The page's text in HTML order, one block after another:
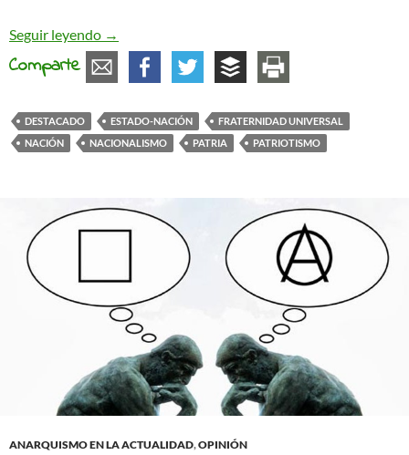
Seguir leyendo Este inefable país
→
Comparte
DESTACADO ESTADO-NACIÓN
FRATERNIDAD UNIVERSAL
NACIÓN
NACIONALISMO PATRIA PATRIOTISMO
ANARQUISMO EN LA ACTUALIDAD,OPINIÓN